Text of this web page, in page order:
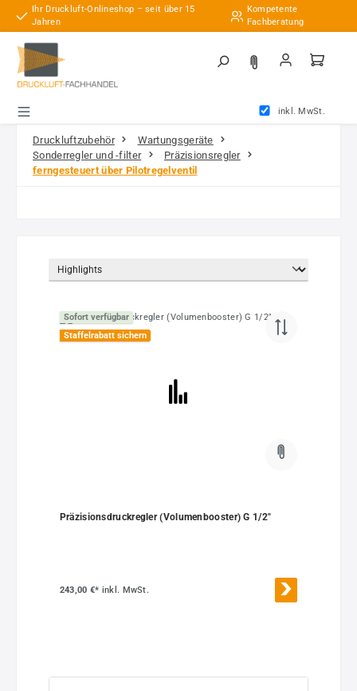
Zum Hauptinhalt springen
Ihr Druckluft-Onlineshop – seit über 15
Jahren
Kompetente
Fachberatung
inkl. MwSt.
Druckluftzubehör
Wartungsgeräte
Sonderregler und -filter
Präzisionsregler
ferngesteuert über Pilotregelventil
Sofort verfügbar
Staffelrabatt sichern
Präzisionsdruckregler (Volumenbooster) G 1/2"
243,00 €* inkl. MwSt.